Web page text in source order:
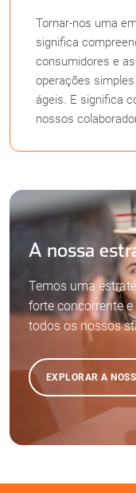
Tornar-nos uma
significa
consumidores e
operações
ágeis. E significa
nossos
A nossa
Temos uma
forte concorrente
todos os nossos
EXPLORAR A